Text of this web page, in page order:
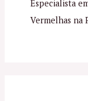
Especialista
Vermelhas na